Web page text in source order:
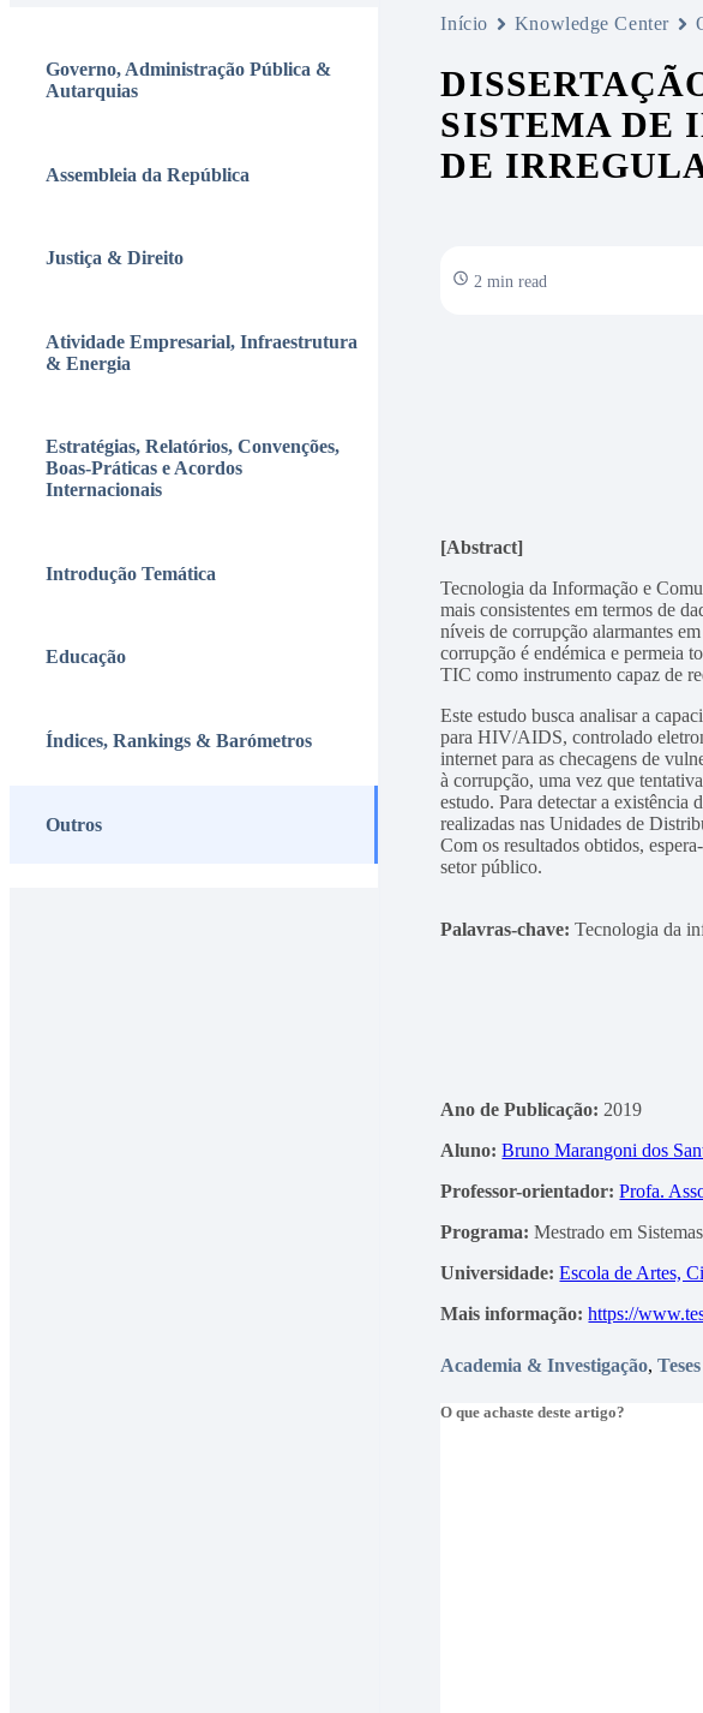
Governo, Administração Pública &
Autarquias
Assembleia da República
Justiça & Direito
Atividade Empresarial, Infraestrutura
& Energia
Estratégias, Relatórios, Convenções,
Boas-Práticas e Acordos
Internacionais
Introdução Temática
Educação
Índices, Rankings & Barómetros
Outros
Início Knowledge Center
SISTEMA DE
DE
2 min read
[Abstract]
Tecnologia da Informação e
mais consistentes em termos de
níveis de corrupção alarmantes
corrupção é endémica e permeia
TIC como instrumento capaz de
Este estudo busca analisar a
para HIV/AIDS, controlado
internet para as checagens de
à corrupção, uma vez que
estudo. Para detectar a
realizadas nas Unidades de
Com os resultados obtidos,
setor público.
Palavras-chave:Tecnologia da
Ano de Publicação: 2019
Aluno: Bruno Marangoni dos
Professor-orientador: Profa.
Programa: Mestrado em
Universidade: Escola de Artes,
Mais informação: https://
Academia & Investigação,
O que achaste deste artigo?